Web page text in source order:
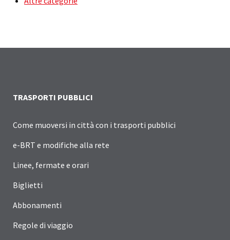
TRASPORTI PUBBLICI
Come muoversi in città con i trasporti pubblici
e-BRT e modifiche alla rete
Linee, fermate e orari
Biglietti
Abbonamenti
Regole di viaggio